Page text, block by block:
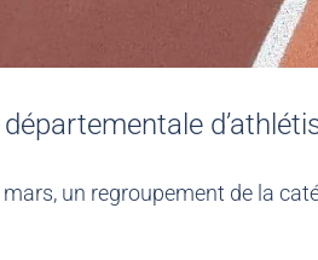
un regroupement de la